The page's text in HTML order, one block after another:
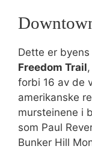
Dette er
Freedom Trail
forbi 16 av de
amerikanske
mursteinene i
som Paul
Bunker Hill